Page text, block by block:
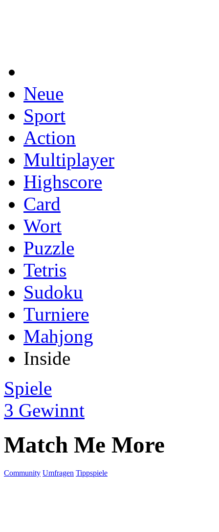
Neue
Sport
Action
Multiplayer
Highscore
Card
Wort
Puzzle
Tetris
Sudoku
Turniere
Mahjong
Inside
Spiele
3 Gewinnt
Match Me More
Community Umfragen Tippspiele